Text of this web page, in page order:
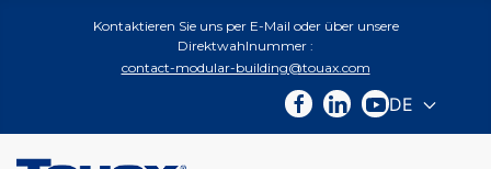
Kontaktieren Sie uns per E-Mail oder über unsere
Direktwahlnummer :
contact-modular-building@touax.com
Sprache
DE